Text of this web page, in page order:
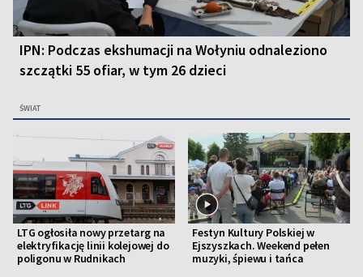
IPN: Podczas ekshumacji na Wołyniu odnaleziono
szczątki 55 ofiar, w tym 26 dzieci
ŚWIAT
LTG ogłosiła nowy przetarg na
elektryfikację linii kolejowej do
poligonu w Rudnikach
Festyn Kultury Polskiej w
Ejszyszkach. Weekend pełen
muzyki, śpiewu i tańca